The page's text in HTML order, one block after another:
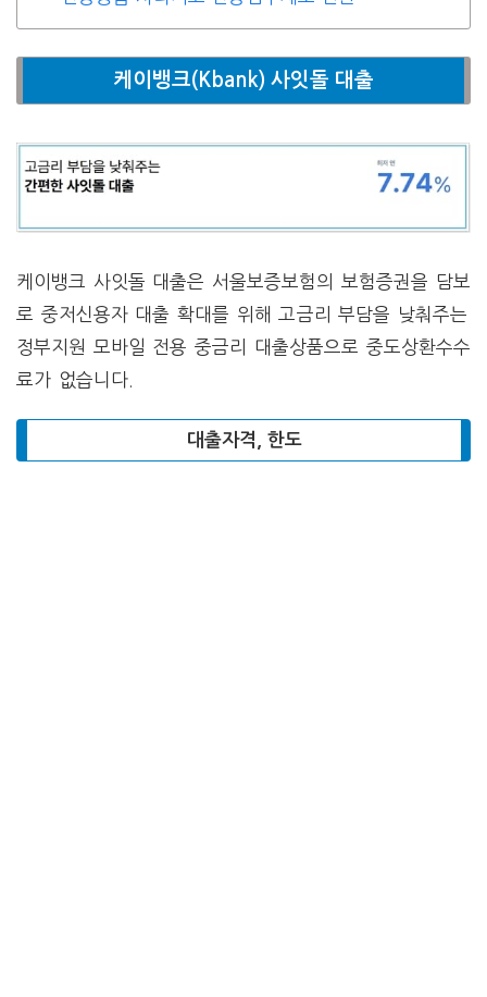
케이뱅크(Kbank) 사잇돌 대출
케이뱅크 사잇돌 대출은 서울보증보험의 보험증권을 담보
로 중저신용자 대출 확대를 위해 고금리 부담을 낮춰주는
정부지원 모바일 전용 중금리 대출상품으로 중도상환수수
료가 없습니다.
대출자격, 한도